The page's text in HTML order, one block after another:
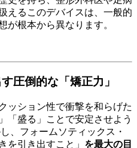
えるこのデバイスは、一般的
が根本から異なります。
圧倒的な「矯正力」
ッション性で衝撃を和らげた
「盛る」ことで安定させよう
、フォームソティックス・
を引き出すこと」 を最大の目